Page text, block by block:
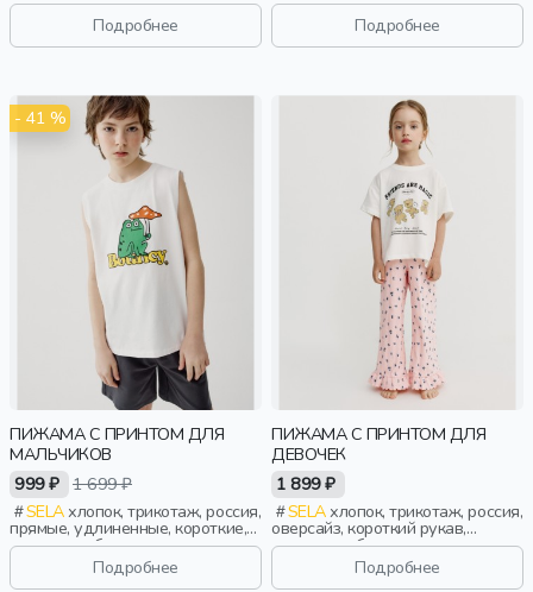
Подробнее
Подробнее
- 41 %
ПИЖАМА С ПРИНТОМ ДЛЯ
МАЛЬЧИКОВ
999 ₽ 1 699 ₽
SELAхлопок, трикотаж, россия,
прямые, удлиненные, короткие,
разрез, свободные, принт, вырез,
кулиска, круглый вырез, пояс,
эластичные, мальчики, дети
Подробнее
ПИЖАМА С ПРИНТОМ ДЛЯ
ДЕВОЧЕК
1 899 ₽
SELAхлопок, трикотаж, россия,
оверсайз, короткий рукав,
короткие, оборка, принт, вырез,
круглый вырез, пояс, эластичные,
девочки, детиПодробнее